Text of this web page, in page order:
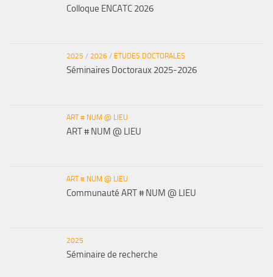
Colloque ENCATC 2026
2025 / 2026 / ETUDES DOCTORALES
Séminaires Doctoraux 2025-2026
ART # NUM @ LIEU
ART # NUM @ LIEU
ART # NUM @ LIEU
Communauté ART # NUM @ LIEU
2025
Séminaire de recherche